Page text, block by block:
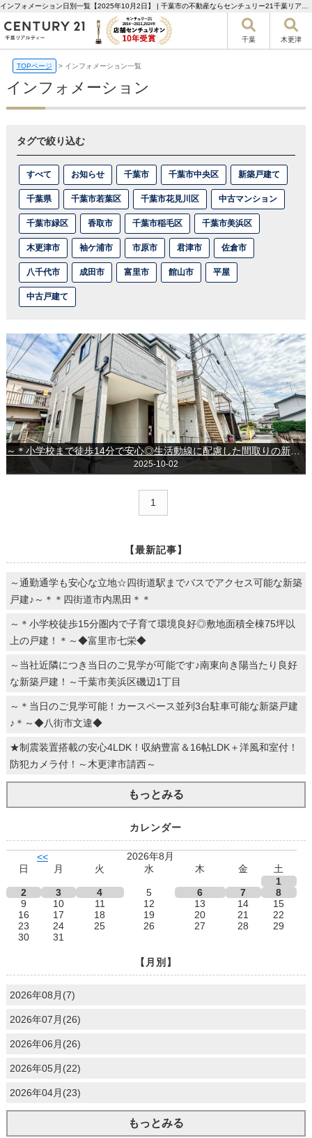
千葉 木更津
TOPページ > インフォメーション一覧
インフォメーション
タグで絞り込む
すべて お知らせ 千葉市 千葉市中央区 新築戸建て
千葉県 千葉市若葉区 千葉市花見川区 中古マンション
千葉市緑区 香取市 千葉市稲毛区 千葉市美浜区
木更津市 袖ケ浦市 市原市 君津市 佐倉市
八千代市 成田市 富里市 館山市 平屋
中古戸建て
～＊小学校まで徒歩14分で安心◎生活動線に配慮した間取りの新築戸建♪♪＊～◇船橋市三咲5丁目◇
2025-10-02
1
【最新記事】
～通勤通学も安心な立地☆四街道駅までバスでアクセス可能な新築
戸建♪～＊＊四街道市内黒田＊＊
～＊小学校徒歩15分圏内で子育て環境良好◎敷地面積全棟75坪以
上の戸建！＊～◆富里市七栄◆
～当社近隣につき当日のご見学が可能です♪南東向き陽当たり良好
な新築戸建！～千葉市美浜区磯辺1丁目
～＊当日のご見学可能！カースペース並列3台駐車可能な新築戸建
♪＊～◆八街市文違◆
★制震装置搭載の安心4LDK！収納豊富＆16帖LDK＋洋風和室付！
防犯カメラ付！～木更津市請西～
もっとみる
カレンダー
<<
2026年8月
日
月 火 水 木 金
土
1
2
3 4 5 6 7
8
9
10 11 12 13 14
15
16
17 18 19 20 21
22
23
24 25 26 27 28
29
30
31
【月別】
2026年08月(7)
2026年07月(26)
2026年06月(26)
2026年05月(22)
2026年04月(23)
もっとみる